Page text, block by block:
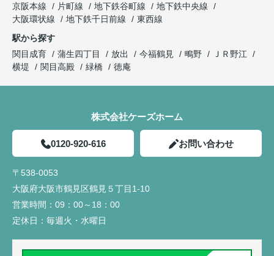
京阪本線
片町線 地下鉄谷町線
地下鉄中央線
大阪環状線
地下鉄千日前線
東西線
駅から探す
関目成育
蒲生四丁目 放出 今福鶴見 鴫野
ＪＲ野江
横堤
関目高殿 緑橋 徳庵
株式会社ケーズホーム
0120-920-616 お問い合わせ
〒538-0053
大阪府大阪市鶴見区鶴見５丁目1-10
営業時間： 09：00～18：00
定休日： 毎週火・水曜日